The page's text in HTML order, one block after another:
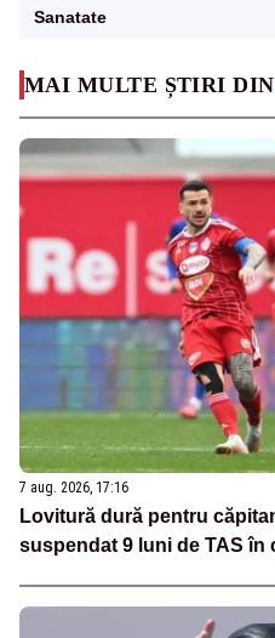
MAI MULTE ȘTIRI DIN
7 aug. 2026, 17:16
Lovitură dură pentru
suspendat 9 luni de TAS în
Sanatate